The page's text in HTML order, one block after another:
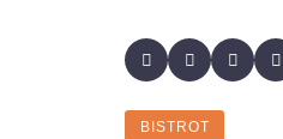
BISTROT